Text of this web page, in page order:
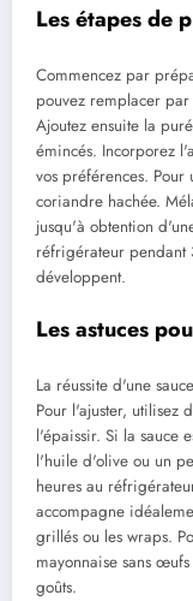
Les étapes de
Commencez par
pouvez remplacer
Ajoutez ensuite la
émincés. Incorporez
vos préférences.
coriandre hachée.
jusqu'à obtention
réfrigérateur pendant
développent.
Les astuces
La réussite d'une
Pour l'ajuster, utilisez
l'épaissir. Si la sauce
l'huile d'olive ou un
heures au
accompagne
grillés ou les wraps.
mayonnaise sans œufs
goûts.